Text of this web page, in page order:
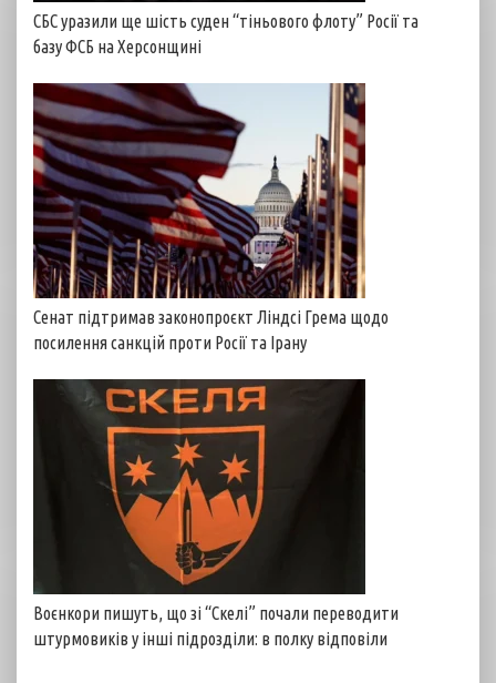
СБС уразили ще шість суден “тіньового флоту” Росії та
базу ФСБ на Херсонщині
Сенат підтримав законопроєкт Ліндсі Грема щодо
посилення санкцій проти Росії та Ірану
Воєнкори пишуть, що зі “Скелі” почали переводити
штурмовиків у інші підрозділи: в полку відповіли